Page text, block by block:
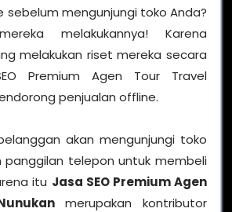
sebelum mengunjungi toko Anda?
melakukannya! Karena
melakukan riset mereka secara
Premium Agen Tour Travel
penjualan offline.
akan mengunjungi toko
panggilan telepon untuk membeli
itu Jasa SEO Premium Agen
merupakan kontributor